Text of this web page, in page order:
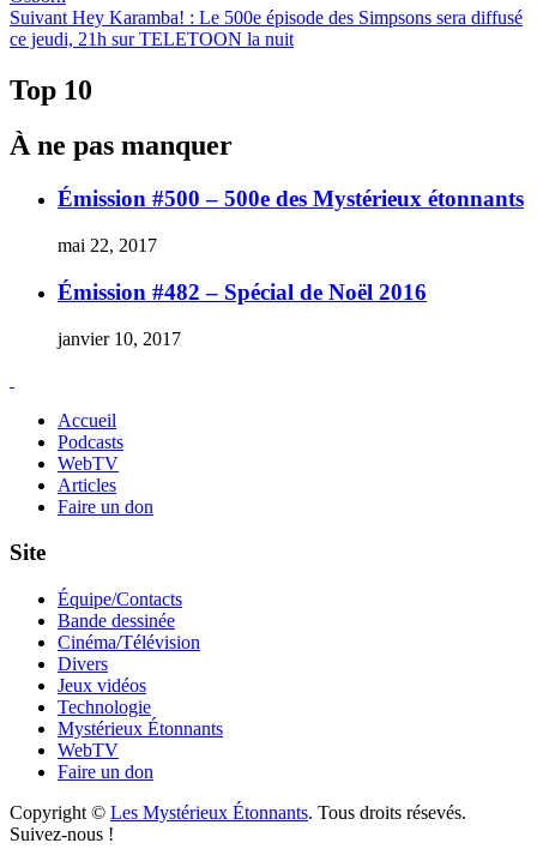
de
l'article
Suivant Article
Suivant :
Hey Karamba! : Le 500e épisode des Simpsons sera diffusé
ce jeudi, 21h sur TELETOON la nuit
Top 10
À ne pas manquer
Émission #500 – 500e des Mystérieux étonnants
mai 22, 2017
Émission #482 – Spécial de Noël 2016
janvier 10, 2017
Accueil
Podcasts
WebTV
Articles
Faire un don
Site
Équipe/Contacts
Bande dessinée
Cinéma/Télévision
Divers
Jeux vidéos
Technologie
Mystérieux Étonnants
WebTV
Faire un don
Copyright © Les Mystérieux Étonnants. Tous droits résevés.
Suivez-nous !